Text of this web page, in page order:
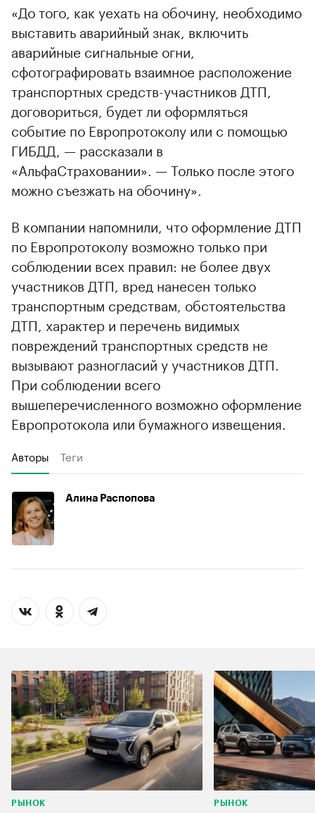
«До того, как уехать на обочину, необходимо
выставить аварийный знак, включить
аварийные сигнальные огни,
сфотографировать взаимное расположение
транспортных средств-участников ДТП,
договориться, будет ли оформляться
событие по Европротоколу или с помощью
ГИБДД, — рассказали в
«АльфаСтраховании». — Только после этого
можно съезжать на обочину».
В компании напомнили, что оформление ДТП
по Европротоколу возможно только при
соблюдении всех правил: не более двух
участников ДТП, вред нанесен только
транспортным средствам, обстоятельства
ДТП, характер и перечень видимых
повреждений транспортных средств не
вызывают разногласий у участников ДТП.
При соблюдении всего
вышеперечисленного возможно оформление
Европротокола или бумажного извещения.
Авторы Теги
Алина Распопова
РЫНОК РЫНОК